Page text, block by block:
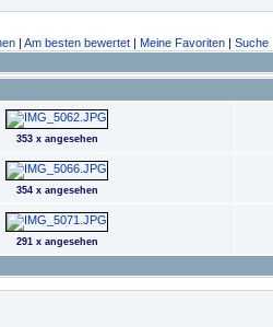
| Am besten bewertet| Meine Favoriten| Suche
353 x angesehen
354 x angesehen
291 x angesehen